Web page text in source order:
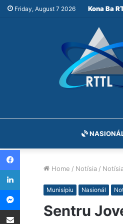
Friday, August 7 2026 Kona Ba
Home / Notísia /
Munisípiu Nasionál
Sentru
Facebook
LinkedIn
Messenger